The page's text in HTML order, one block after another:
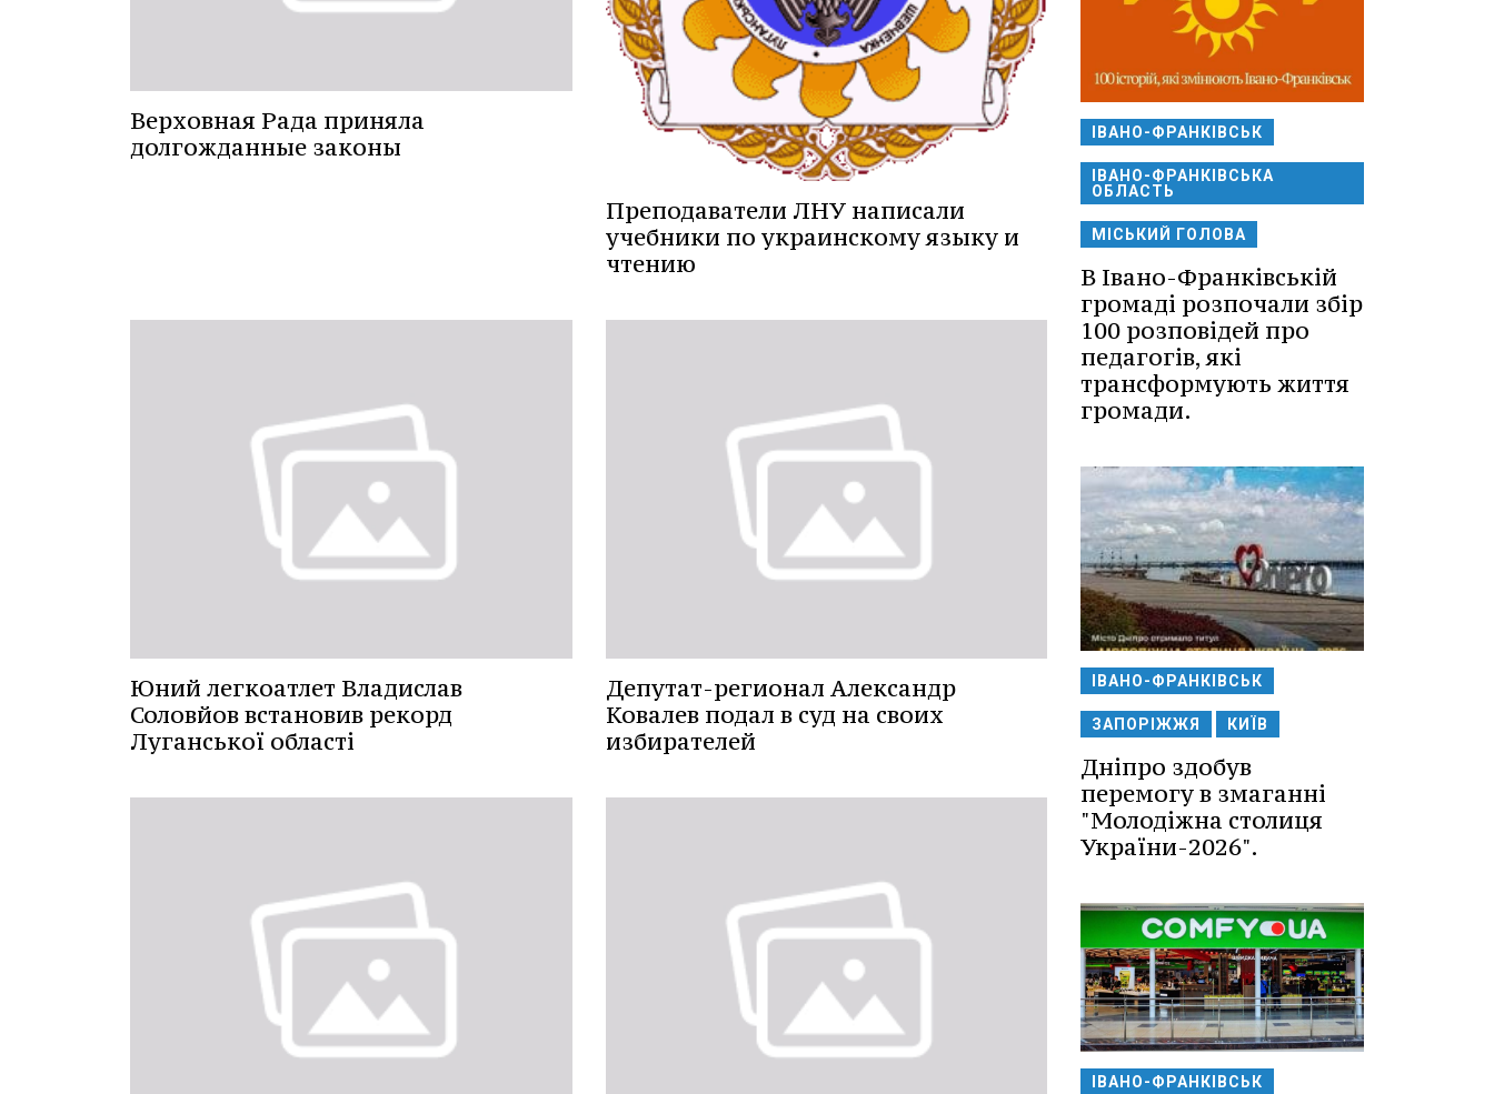
Верховная Рада приняла
долгожданные законы
Преподаватели ЛНУ написали
учебники по украинскому языку и
чтению
Юний легкоатлет Владислав
Соловйов встановив рекорд
Луганської області
Депутат-регионал Александр
Ковалев подал в суд на своих
избирателей
ІВАНО-ФРАНКІВСЬК
ІВАНО-ФРАНКІВСЬКА
ОБЛАСТЬ
МІСЬКИЙ ГОЛОВА
В Івано-Франківській
громаді розпочали збір
100 розповідей про
педагогів, які
трансформують життя
громади.
ІВАНО-ФРАНКІВСЬК
ЗАПОРІЖЖЯ КИЇВ
Дніпро здобув
перемогу в змаганні
"Молодіжна столиця
України-2026".
ІВАНО-ФРАНКІВСЬК